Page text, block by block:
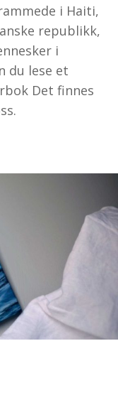
i Haiti,
republikk,
i
du lese et
Det finnes